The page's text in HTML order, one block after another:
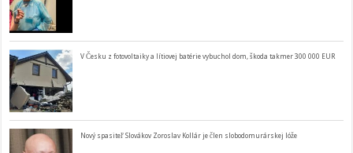
V Česku z fotovoltaiky a lítiovej batérie vybuchol dom, škoda takmer 300 000 EUR
Nový spasiteľ Slovákov Zoroslav Kollár je člen slobodomurárskej lóže